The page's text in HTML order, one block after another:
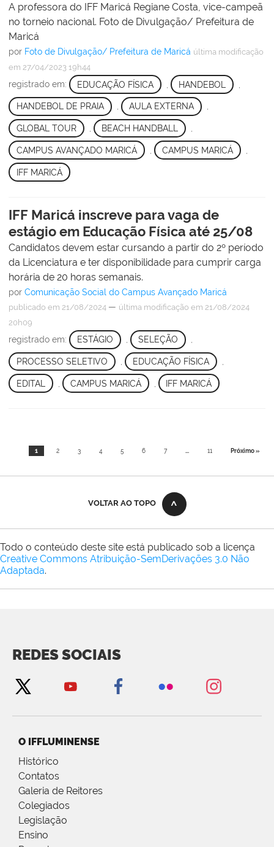
A professora do IFF Maricá Regiane Costa, vice-campeã
no torneio nacional. Foto de Divulgação/ Prefeitura de
Maricá
por Foto de Divulgação/ Prefeitura de Maricá última modificação
em 27/04/2023 19h44
registrado em: EDUCAÇÃO FÍSICA HANDEBOL
HANDEBOL DE PRAIA , AULA EXTERNA ,
GLOBAL TOUR BEACH HANDBALL
CAMPUS AVANÇADO MARICÁ CAMPUS MARICÁ
IFF MARICÁ
IFF Maricá inscreve para vaga de
estágio em Educação Física até 25/08
Candidatos devem estar cursando a partir do 2º período
da Licenciatura e ter disponibilidade para cumprir carga
horária de 20 horas semanais.
por Comunicação Social do Campus Avançado Maricá
publicado em 21/08/2024 — última modificação em 21/08/2024
20h09
registrado em: ESTÁGIO , SELEÇÃO ,
PROCESSO SELETIVO EDUCAÇÃO FÍSICA
EDITAL CAMPUS MARICÁ IFF MARICÁ
1 2 3 4 5 6 7 ... 11 Próximo »
VOLTAR AO TOPO
Todo o conteúdo deste site está publicado sob a licença
Creative Commons Atribuição-SemDerivações 3.0 Não
Adaptada.
REDES SOCIAIS
O IFFLUMINENSE
Histórico
Contatos
Galeria de Reitores
Colegiados
Legislação
Ensino